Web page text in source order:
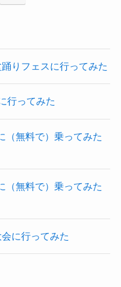
りフェスに行ってみた
行ってみた
（無料で）乗ってみた
（無料で）乗ってみた
に行ってみた